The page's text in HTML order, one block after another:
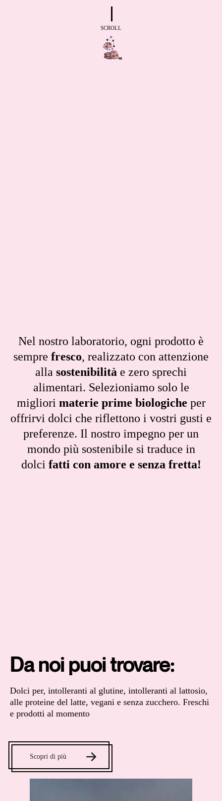
SCROLL
Nel nostro laboratorio, ogni prodotto è
sempre fresco, realizzato con attenzione
alla sostenibilità e zero sprechi
alimentari. Selezioniamo solo le
migliori materie prime biologiche per
offrirvi dolci che riflettono i vostri gusti e
preferenze. Il nostro impegno per un
mondo più sostenibile si traduce in
dolci fatti con amore e senza fretta!
Da noi puoi trovare:
Dolci per, intolleranti al glutine, intolleranti al lattosio,
alle proteine del latte, vegani e senza zucchero. Freschi
e prodotti al momento
Scopri di più